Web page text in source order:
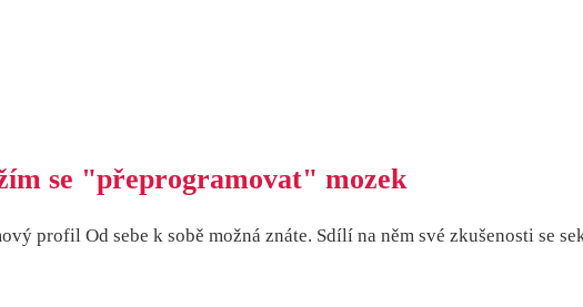
se "přeprogramovat" mozek
profil Od sebe k sobě možná znáte. Sdílí na něm své zkušenosti se